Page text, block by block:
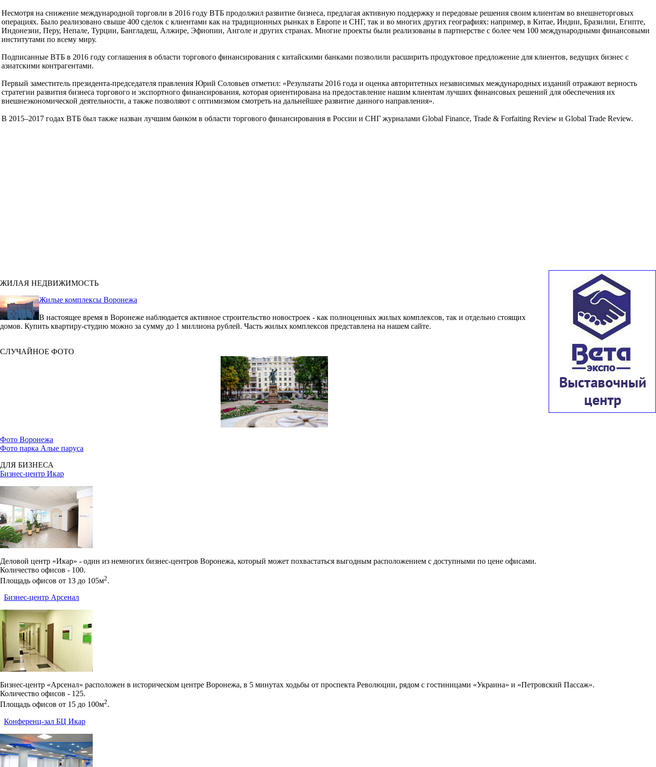
Несмотря на снижение международной торговли в 2016 году ВТБ продолжил развитие бизнеса, предлагая активную поддержку и передовые решения своим клиентам во внешнеторговых
операциях. Было реализовано свыше 400 сделок с клиентами как на традиционных рынках в Европе и СНГ, так и во многих других географиях: например, в Китае, Индии, Бразилии, Египте,
Индонезии, Перу, Непале, Турции, Бангладеш, Алжире, Эфиопии, Анголе и других странах. Многие проекты были реализованы в партнерстве с более чем 100 международными финансовыми
институтами по всему миру.
Подписанные ВТБ в 2016 году соглашения в области торгового финансирования с китайскими банками позволили расширить продуктовое предложение для клиентов, ведущих бизнес с
азиатскими контрагентами.
Первый заместитель президента-председателя правления Юрий Соловьев отметил: «Результаты 2016 года и оценка авторитетных независимых международных изданий отражают верность
стратегии развития бизнеса торгового и экспортного финансирования, которая ориентирована на предоставление нашим клиентам лучших финансовых решений для обеспечения их
внешнеэкономической деятельности, а также позволяют с оптимизмом смотреть на дальнейшее развитие данного направления».
В 2015–2017 годах ВТБ был также назван лучшим банком в области торгового финансирования в России и СНГ журналами Global Finance, Trade & Forfaiting Review и Global Trade Review.
ЖИЛАЯ НЕДВИЖИМОСТЬ
Жилые комплексы Воронежа
В настоящее время в Воронеже наблюдается активное строительство новостроек - как полноценных жилых комплексов, так и отдельно стоящих
домов. Купить квартиру-студию можно за сумму до 1 миллиона рублей. Часть жилых комплексов представлена на нашем сайте.
СЛУЧАЙНОЕ ФОТО
Фото Воронежа
Фото парка Алые паруса
ДЛЯ БИЗНЕСА
Бизнес-центр Икар
Деловой центр «Икар» - один из немногих бизнес-центров Воронежа, который может похвастаться выгодным расположением с доступными по цене офисами.
Количество офисов - 100.
Площадь офисов от 13 до 105м2.
Бизнес-центр Арсенал
Бизнес-центр «Арсенал» расположен в историческом центре Воронежа, в 5 минутах ходьбы от проспекта Революции, рядом с гостиницами «Украина» и «Петровский Пассаж».
Количество офисов - 125.
Площадь офисов от 15 до 100м2.
Конференц-зал БЦ Икар